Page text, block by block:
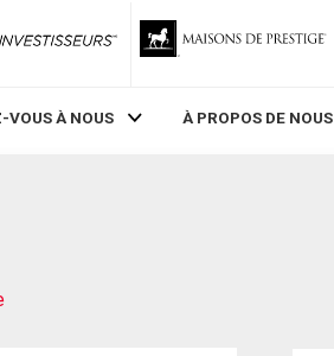
ZoneInvestisseurs RLP
VOUS À NOUS À PROPOS DE NOUS